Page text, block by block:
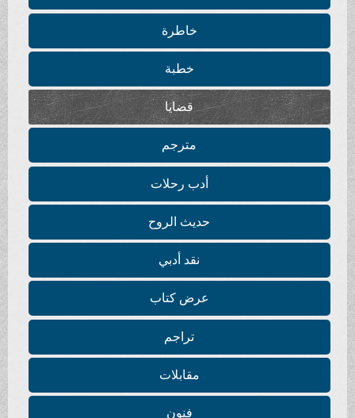
خاطرة
خطبة
قضايا
مترجم
أدب رحلات
حديث الروح
نقد أدبي
عرض كتاب
تراجم
مقابلات
فنون